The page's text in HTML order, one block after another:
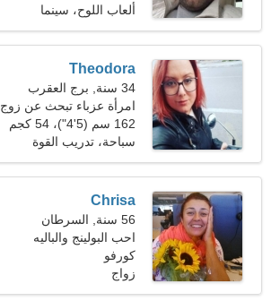
ألعاب اللوح، سينما
Theodora
34 سنة, برج العقرب
امرأة عزباء تبحث عن زوج
162 سم (5'4")، 54 كجم
(119 رطلا)
سباحة، تدريب القوة
Chrisa
56 سنة, السرطان
احب البولينج والباليه
كورفو
زواج